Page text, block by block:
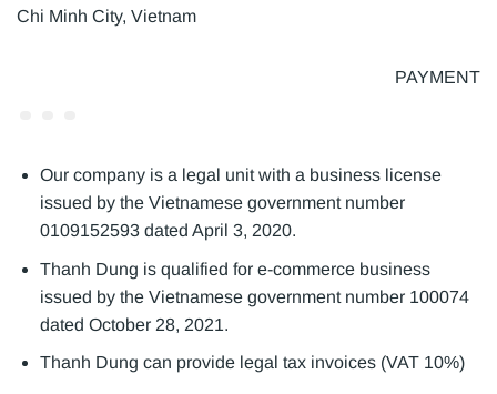
Chi Minh City, Vietnam
PAYMENT
Our company is a legal unit with a business license
issued by the Vietnamese government number
0109152593 dated April 3, 2020.
Thanh Dung is qualified for e-commerce business
issued by the Vietnamese government number 100074
dated October 28, 2021.
Thanh Dung can provide legal tax invoices (VAT 10%)